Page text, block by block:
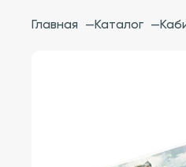
Главная —Каталог —